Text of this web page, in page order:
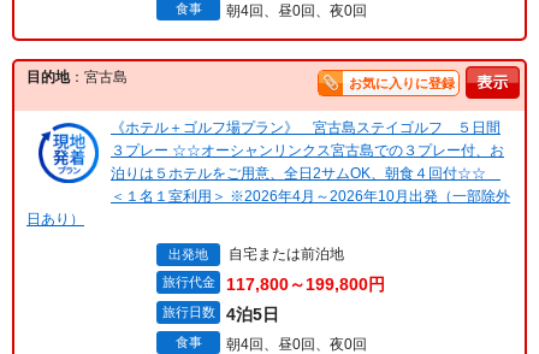
食事 朝4回、昼0回、夜0回
目的地：宮古島 お気に入りに登録
《ホテル＋ゴルフ場プラン》 宮古島ステイゴルフ ５日間
３プレー ☆☆オーシャンリンクス宮古島での３プレー付、お
泊りは５ホテルをご用意、全日2サムOK、朝食４回付☆☆
＜１名１室利用＞ ※2026年4月～2026年10月出発（一部除外
日あり）
出発地 自宅または前泊地
旅行代金 117,800～199,800円
旅行日数 4泊5日
食事 朝4回、昼0回、夜0回